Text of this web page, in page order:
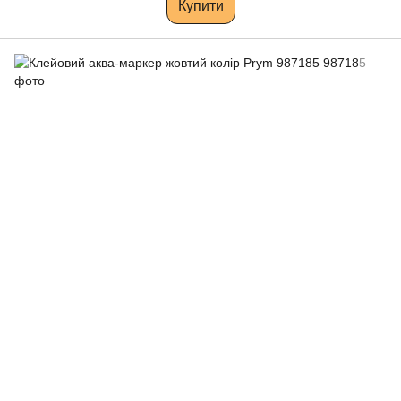
Купити